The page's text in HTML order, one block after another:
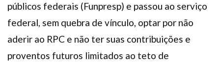
públicos federais (Funpresp) e passou ao serviço
federal, sem quebra de vínculo, optar por não
aderir ao RPC e não ter suas contribuições e
proventos futuros limitados ao teto de